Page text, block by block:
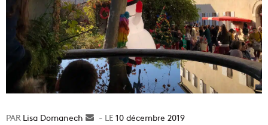
Lisa Domanech
Envoyer10 décembre 2019